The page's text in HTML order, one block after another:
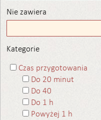
Nie zawiera
Kategorie
Czas przygotowania
Do 20 minut
Do 40
Do 1 h
Powyżej 1 h